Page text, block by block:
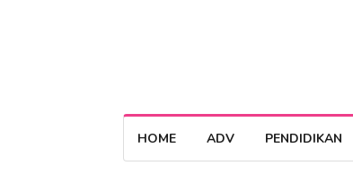
HOME ADV PENDIDIKAN